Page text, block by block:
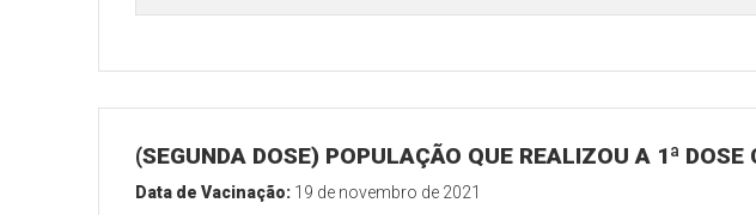
(SEGUNDA DOSE) POPULAÇÃO QUE REALIZOU A 1ª
Data de Vacinação: 19 de novembro de 2021